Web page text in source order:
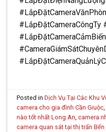
#LắpĐặtCameraCôngTy
Posted inDịch Vụ Tại Các Khu
camera cho gia đình Cần Giuộc
nào tốt nhất Long An ,camera
camera quan sát tại thị trấn